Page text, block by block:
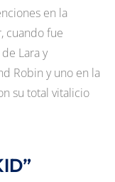
en la
cuando fue
Lara y
Robin y uno en la
su total vitalicio